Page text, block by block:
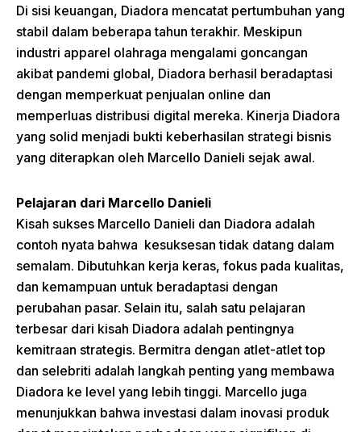
Di sisi keuangan, Diadora mencatat pertumbuhan yang
stabil dalam beberapa tahun terakhir. Meskipun
industri apparel olahraga mengalami goncangan
akibat pandemi global, Diadora berhasil beradaptasi
dengan memperkuat penjualan online dan
memperluas distribusi digital mereka. Kinerja Diadora
yang solid menjadi bukti keberhasilan strategi bisnis
yang diterapkan oleh Marcello Danieli sejak awal.
Pelajaran dari Marcello Danieli
Kisah sukses Marcello Danieli dan Diadora adalah
contoh nyata bahwa kesuksesan tidak datang dalam
semalam. Dibutuhkan kerja keras, fokus pada kualitas,
dan kemampuan untuk beradaptasi dengan
perubahan pasar. Selain itu, salah satu pelajaran
terbesar dari kisah Diadora adalah pentingnya
kemitraan strategis. Bermitra dengan atlet-atlet top
dan selebriti adalah langkah penting yang membawa
Diadora ke level yang lebih tinggi. Marcello juga
menunjukkan bahwa investasi dalam inovasi produk